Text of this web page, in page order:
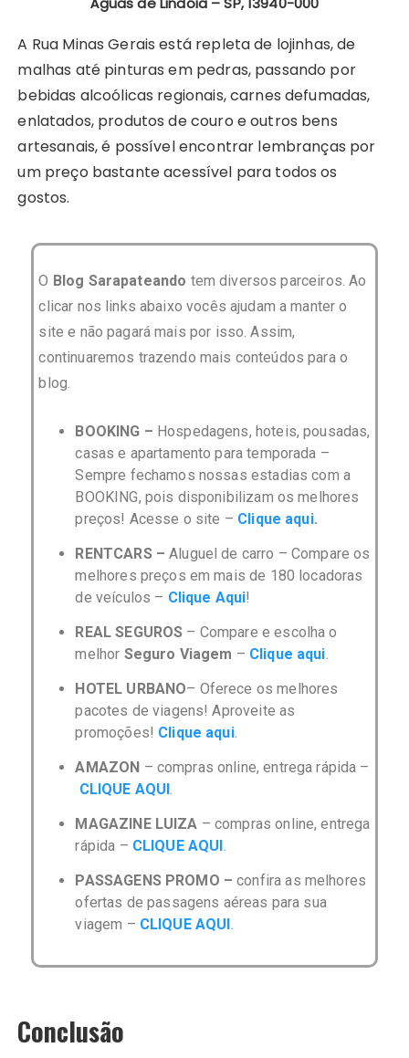
A Rua Minas Gerais está repleta de lojinhas, de
malhas até pinturas em pedras, passando por
bebidas alcoólicas regionais, carnes defumadas,
enlatados, produtos de couro e outros bens
artesanais, é possível encontrar lembranças por
um preço bastante acessível para todos os
gostos.
O Blog Sarapateando tem diversos parceiros. Ao
clicar nos links abaixo vocês ajudam a manter o
site e não pagará mais por isso. Assim,
continuaremos trazendo mais conteúdos para o
blog.
BOOKING – Hospedagens, hoteis, pousadas,
casas e apartamento para temporada –
Sempre fechamos nossas estadias com a
BOOKING, pois disponibilizam os melhores
preços! Acesse o site – Clique aqui.
RENTCARS –Aluguel de carro – Compare os
melhores preços em mais de 180 locadoras
de veículos – Clique Aqui!
REAL SEGUROS – Compare e escolha o
melhor Seguro Viagem – Clique aqui.
HOTEL URBANO– Oferece os melhores
pacotes de viagens! Aproveite as
promoções! Clique aqui.
AMAZON – compras online, entrega rápida –
CLIQUE AQUI.
MAGAZINE LUIZA – compras online, entrega
rápida – CLIQUE AQUI.
PASSAGENS PROMO –confira as melhores
ofertas de passagens aéreas para sua
viagem – CLIQUE AQUI.
Conclusão